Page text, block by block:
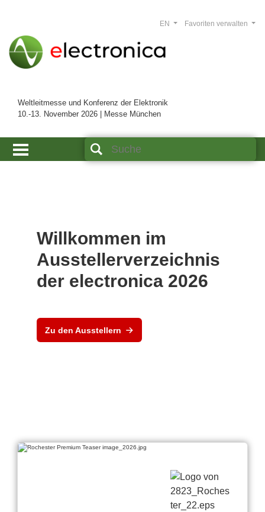
Weltleitmesse und Konferenz der Elektronik
10.-13. November 2026 | Messe München
Favoriten verwalten
EN
Willkommen im
Ausstellerverzeichnis
der electronica 2026
Zu den Ausstellern